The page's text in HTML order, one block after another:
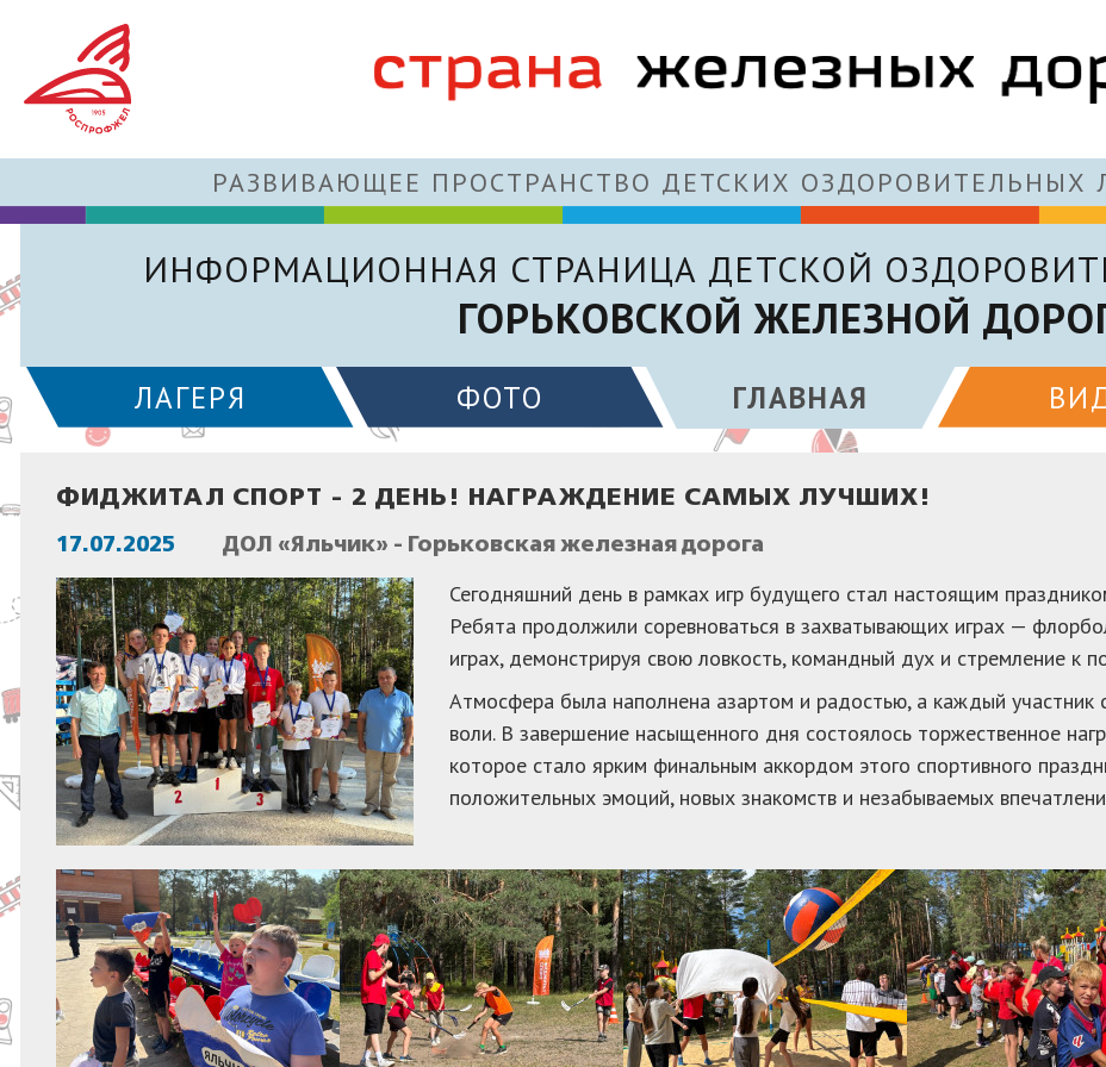
РАЗВИВАЮЩЕЕ ПРОСТРАНСТВО ДЕТСКИХ ОЗДОРОВИТЕЛЬНЫХ
ИНФОРМАЦИОННАЯ СТРАНИЦА ДЕТСКОЙ
ГОРЬКОВСКОЙ ЖЕЛЕЗНОЙ
ЛАГЕРЯ ФОТО ГЛАВНАЯ
ФИДЖИТАЛ СПОРТ - 2 ДЕНЬ! НАГРАЖДЕНИЕ САМЫХ ЛУЧШИХ!
17.07.2025 ДОЛ «Яльчик» - Горьковская железная дорога
Сегодняшний день в рамках игр будущего стал настоящим
Ребята продолжили соревноваться в захватывающих играх —
играх, демонстрируя свою ловкость, командный дух и стремление к
Атмосфера была наполнена азартом и радостью, а каждый участник
воли. В завершение насыщенного дня состоялось торжественное
которое стало ярким финальным аккордом этого спортивного
положительных эмоций, новых знакомств и незабываемых